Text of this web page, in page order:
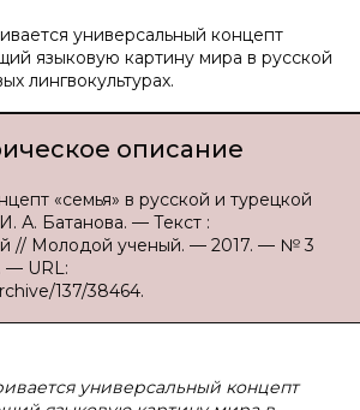
универсальный концепт
языковую картину мира в русской
лингвокультурах.
описание
«семья» в русской и турецкой
А. Батанова. — Текст :
// Молодой ученый. — 2017. — № 3
— URL:
137/38464.
универсальный концепт